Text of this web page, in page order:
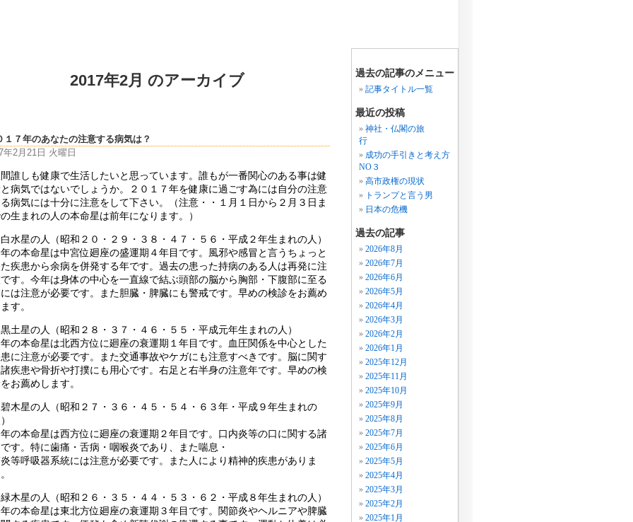
過去の記事のメニュー
記事タイトル一覧
最近の投稿
神社・仏閣の旅
行
成功の手引きと考え方
NO３
高市政権の現状
トランプと言う男
日本の危機
過去の記事
2026年8月
2026年7月
2026年6月
2026年5月
2026年4月
2026年3月
2026年2月
2026年1月
2025年12月
2025年11月
2025年10月
2025年9月
2025年8月
2025年7月
2025年6月
2025年5月
2025年4月
2025年3月
2025年2月
2025年1月
2017年2月 のアーカイブ
１７年のあなたの注意する病気は？
年2月21日 火曜日
誰しも健康で生活したいと思っています。誰もが一番関心のある事は健
病気ではないでしょうか。２０１７年を健康に過ごす為には自分の注意
病気には十分に注意をして下さい。（注意・・１月１日から２月３日ま
生まれの人の本命星は前年になります。）
水星の人（昭和２０・２９・３８・４７・５６・平成２年生まれの人）
の本命星は中宮位廻座の盛運期４年目です。風邪や感冒と言うちょっと
疾患から余病を併発する年です。過去の患った持病のある人は再発に注
す。今年は身体の中心を一直線で結ぶ頭部の脳から胸部・下腹部に至る
は注意が必要です。また胆臓・脾臓にも警戒です。早めの検診をお薦め
す。
土星の人（昭和２８・３７・４６・５５・平成元年生まれの人）
の本命星は北西方位に廻座の衰運期１年目です。血圧関係を中心とした
に注意が必要です。また交通事故やケガにも注意すべきです。脳に関す
疾患や骨折や打撲にも用心です。右足と右半身の注意年です。早めの検
お薦めします。
木星の人（昭和２７・３６・４５・５４・６３年・平成９年生まれの
の本命星は西方位に廻座の衰運期２年目です。口内炎等の口に関する諸
す。特に歯痛・舌病・咽喉炎であり、また喘息・
等呼吸器系統には注意が必要です。また人により精神的疾患がありま
木星の人（昭和２６・３５・４４・５３・６２・平成８年生まれの人）
の本命星は東北方位廻座の衰運期３年目です。関節炎やヘルニアや脾臓